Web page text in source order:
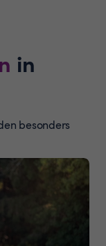
in
besonders